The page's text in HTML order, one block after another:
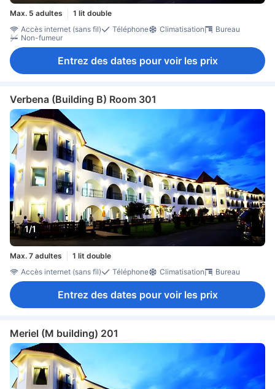
Max. 5 adultes
1 lit double
Accès internet (sans fil)
Téléphone Climatisation
Bureau
Non-fumeur
Entrez des dates pour voir les prix
Verbena (Building B) Room 301
1/1
Max. 7 adultes
1 lit double
Accès internet (sans fil)
Téléphone Climatisation Bureau
Entrez des dates pour voir les prix
Meriel (M building) 201